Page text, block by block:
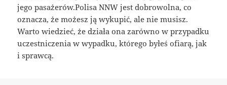
jego pasażerów.Polisa NNW jest dobrowolna, co
oznacza, że możesz ją wykupić, ale nie musisz.
Warto wiedzieć, że działa ona zarówno w przypadku
uczestniczenia w wypadku, którego byłeś ofiarą, jak
i sprawcą.